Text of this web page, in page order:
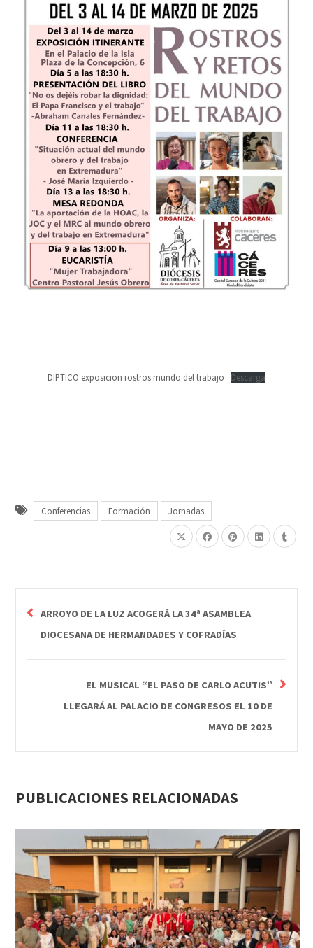
DIPTICO exposicion rostros mundo del trabajo Descarga
Conferencias Formación Jornadas
ARROYO DE LA LUZ ACOGERÁ LA 34ª ASAMBLEA
DIOCESANA DE HERMANDADES Y COFRADÍAS
EL MUSICAL “EL PASO DE CARLO ACUTIS”
LLEGARÁ AL PALACIO DE CONGRESOS EL 10 DE
MAYO DE 2025
PUBLICACIONES RELACIONADAS